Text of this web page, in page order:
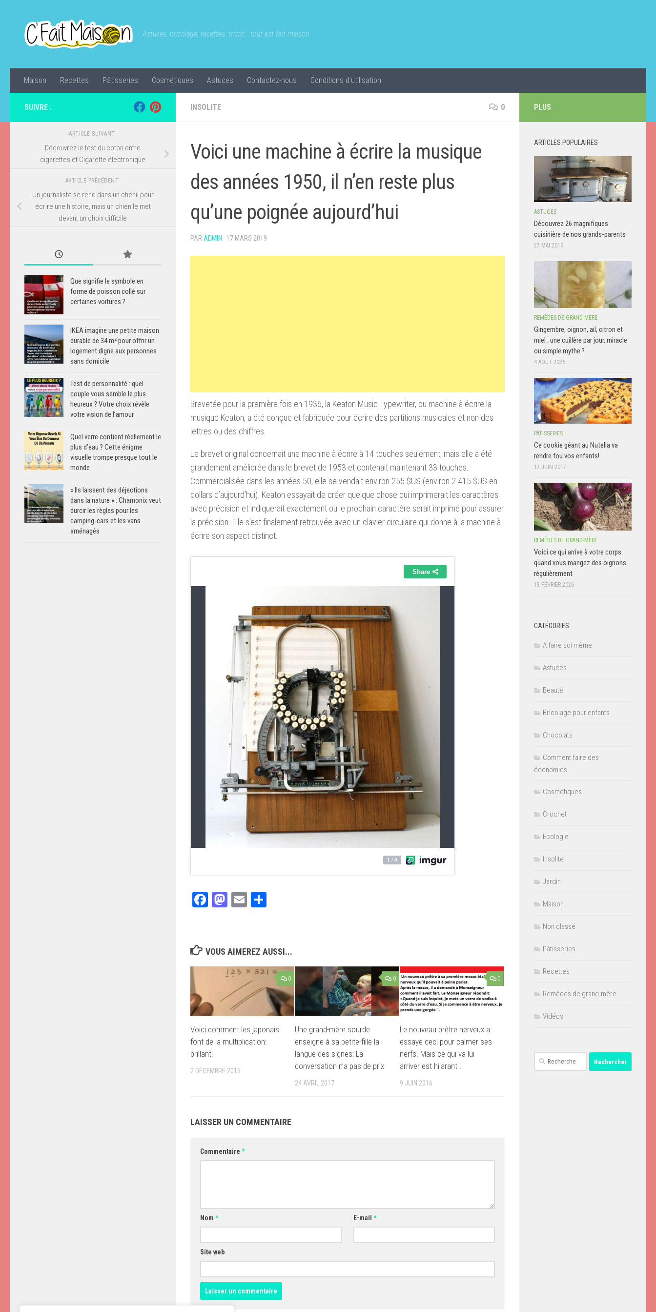
Astuces, bricolage, recettes, tricot...tout est fait maison
Maison Recettes Pâtisseries Cosmétiques Astuces Contactez-nous Conditions d’utilisation
INSOLITE 0
Voici une machine à écrire la musique
des années 1950, il n’en reste plus
qu’une poignée aujourd’hui
PAR ADMIN · 17 MARS 2019
Brevetée pour la première fois en 1936, la Keaton Music Typewriter, ou machine à écrire la
musique Keaton, a été conçue et fabriquée pour écrire des partitions musicales et non des
lettres ou des chiffres.
Le brevet original concernait une machine à écrire à 14 touches seulement, mais elle a été
grandement améliorée dans le brevet de 1953 et contenait maintenant 33 touches.
Commercialisée dans les années 50, elle se vendait environ 255 $US (environ 2 415 $US en
dollars d’aujourd’hui). Keaton essayait de créer quelque chose qui imprimerait les caractères
avec précision et indiquerait exactement où le prochain caractère serait imprimé pour assurer
la précision. Elle s’est finalement retrouvée avec un clavier circulaire qui donne à la machine à
écrire son aspect distinct.
Facebook
Mastodon
Email
VOUS AIMEREZ AUSSI...
0
Voici comment les japonais
font de la multiplication:
brillant!
2 DÉCEMBRE 2015
0
Une grand-mère sourde
enseigne à sa petite-fille la
langue des signes: La
conversation n’a pas de prix
24 AVRIL 2017
0
Le nouveau prêtre nerveux a
essayé ceci pour calmer ses
nerfs. Mais ce qui va lui
arriver est hilarant !
9 JUIN 2016
LAISSER UN COMMENTAIRE
Commentaire *
Nom * E-mail*
Site web
SUIVRE :
ARTICLE SUIVANT
Découvrez le test du coton entre
cigarettes et Cigarette électronique
ARTICLE PRÉCÉDENT
Un journaliste se rend dans un chenil pour
écrire une histoire, mais un chien le met
devant un choix difficile
Que signifie le symbole en
forme de poisson collé sur
certaines voitures ?
IKEA imagine une petite maison
durable de 34 m² pour offrir un
logement digne aux personnes
sans domicile
Test de personnalité : quel
couple vous semble le plus
heureux ? Votre choix révèle
votre vision de l’amour
Quel verre contient réellement le
plus d’eau ? Cette énigme
visuelle trompe presque tout le
monde
« Ils laissent des déjections
dans la nature » : Chamonix veut
durcir les règles pour les
camping-cars et les vans
aménagés
PLUS
ARTICLES POPULAIRES
ASTUCES
Découvrez 26 magnifiques
cuisinière de nos grands-parents
27 MAI 2019
REMÈDES DE GRAND-MÈRE
Gingembre, oignon, ail, citron et
miel : une cuillère par jour, miracle
ou simple mythe ?
4 AOÛT 2025
PÂTISSERIES
Ce cookie géant au Nutella va
rendre fou vos enfants!
17 JUIN 2017
REMÈDES DE GRAND-MÈRE
Voici ce qui arrive à votre corps
quand vous mangez des oignons
régulièrement
13 FÉVRIER 2026
CATÉGORIES
A faire soi même
Astuces
Beauté
Bricolage pour enfants
Chocolats
Comment faire des
économies
Cosmétiques
Crochet
Ecologie
Insolite
Jardin
Maison
Non classé
Pâtisseries
Recettes
Remèdes de grand-mère
Vidéos
Rechercher :